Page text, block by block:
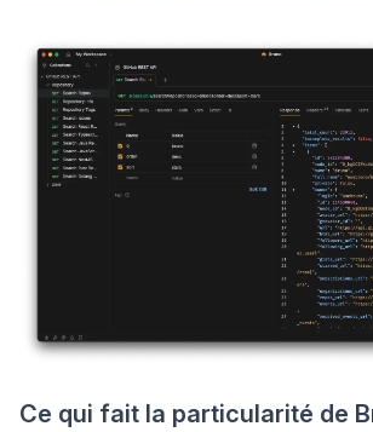
Ce qui fait la particularité de